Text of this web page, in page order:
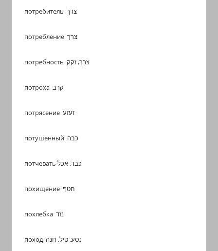
потребитель צרך
потребление צרך
потребность צרך, זקק
потроха קרב
потрясение זעזע
потушенный כבה
потчевать כבד, אכל
похищение חטף
похлебка נזד
поход נסע, טיל, חנה